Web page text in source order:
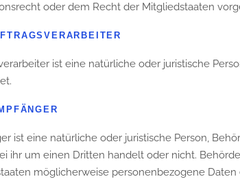
oder dem Recht der Mitgliedstaaten
ist eine natürliche oder juristische
ist eine natürliche oder juristische Person,
ihr um einen Dritten handelt oder nicht.
möglicherweise personenbezogene